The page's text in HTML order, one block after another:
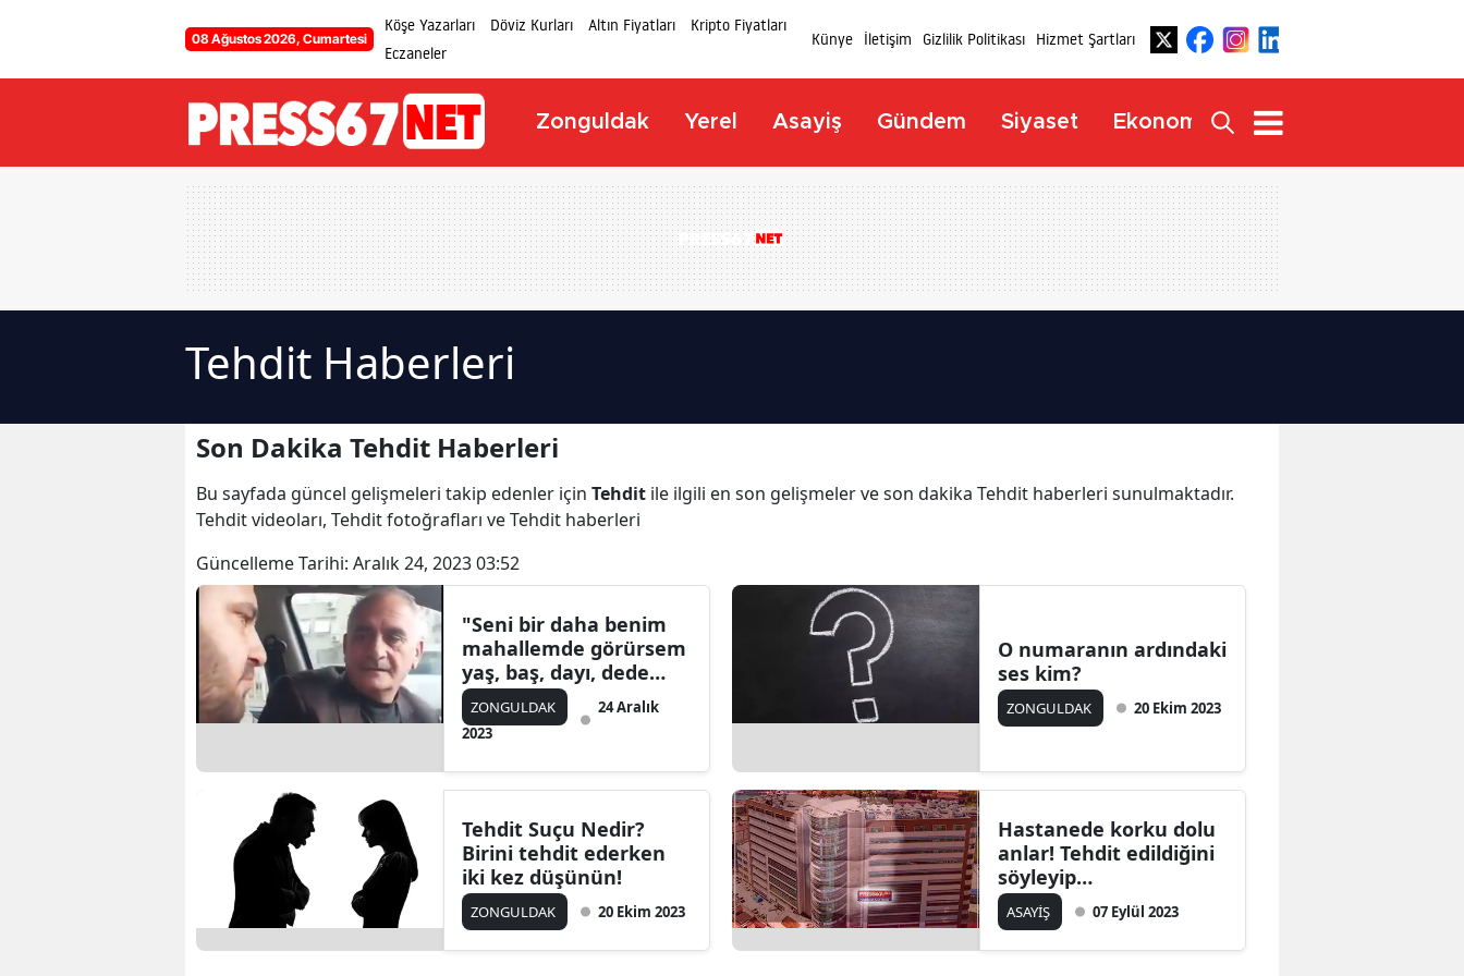
08 Ağustos 2026, Cumartesi
Köşe Yazarları Döviz Kurları Altın Fiyatları
Kripto Fiyatları
Eczaneler
Künye İletişim Gizlilik Politikası Hizmet Şartları
Zonguldak Yerel Asayiş Gündem Siyaset Ekonomi Yaşam
Tehdit Haberleri
Son Dakika Tehdit Haberleri
Bu sayfada güncel gelişmeleri takip edenler için Tehdit ile ilgili en son gelişmeler ve son dakika Tehdit haberleri sunulmaktadır.
Tehdit videoları, Tehdit fotoğrafları ve Tehdit haberleri
Güncelleme Tarihi: Aralık 24, 2023 03:52
"Seni bir daha benim
mahallemde görürsem
yaş, baş, dayı, dede
farketmez."
ZONGULDAK
24 Aralık
2023
O numaranın ardındaki
ses kim?
ZONGULDAK 20 Ekim 2023
Tehdit Suçu Nedir?
Birini tehdit ederken
iki kez düşünün!
ZONGULDAK 20 Ekim 2023
Hastanede korku dolu
anlar! Tehdit edildiğini
söyleyip…
ASAYİŞ 07 Eylül 2023